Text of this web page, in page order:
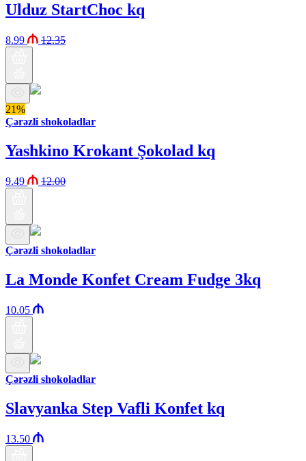
Ulduz StartChoc kq
8.99 12.35
21%
Çərəzli shokoladlar
Yashkino Krokant Şokolad kq
9.49 12.00
Çərəzli shokoladlar
La Monde Konfet Cream Fudge 3kq
10.05
Çərəzli shokoladlar
Slavyanka Step Vafli Konfet kq
13.50